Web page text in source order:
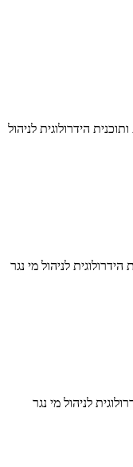
ותוכנית הידרולוגית לניהול